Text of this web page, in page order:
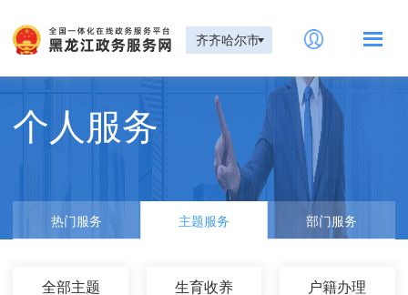
齐齐哈尔市
个人服务
热门服务 主题服务 部门服务
全部主题 生育收养 户籍办理